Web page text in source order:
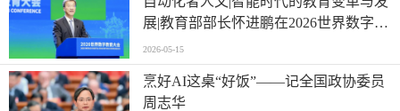
展|教育部部长怀进鹏在2026世界数字教
育大会上的主旨演讲
2026-05-15
烹好AI这桌“好饭”——记全国政协委员
周志华